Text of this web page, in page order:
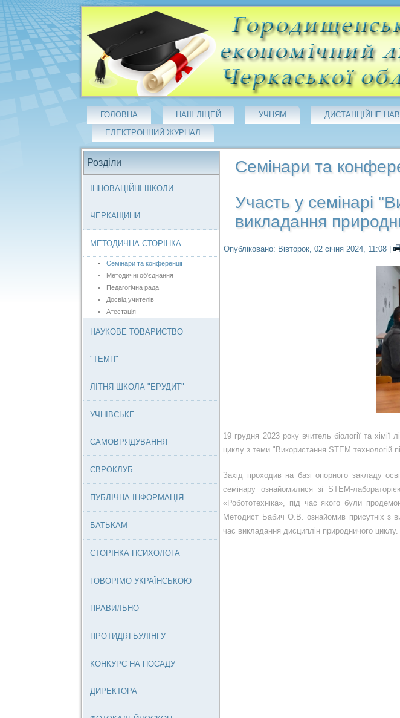
ГОЛОВНА НАШ ЛІЦЕЙ УЧНЯМ ДИСТАНЦІЙНЕ
ЕЛЕКТРОННИЙ ЖУРНАЛ
Розділи
ІННОВАЦІЙНІ ШКОЛИ
ЧЕРКАЩИНИ
МЕТОДИЧНА СТОРІНКА
Семінари та конференції
Методичні об'єднання
Педагогічна рада
Досвід учителів
Атестація
НАУКОВЕ ТОВАРИСТВО
"ТЕМП"
ЛІТНЯ ШКОЛА "ЕРУДИТ"
УЧНІВСЬКЕ
САМОВРЯДУВАННЯ
ЄВРОКЛУБ
ПУБЛІЧНА ІНФОРМАЦІЯ
БАТЬКАМ
СТОРІНКА ПСИХОЛОГА
ГОВОРІМО УКРАЇНСЬКОЮ
ПРАВИЛЬНО
ПРОТИДІЯ БУЛІНГУ
КОНКУРС НА ПОСАДУ
ДИРЕКТОРА
Семінари та
Участь у семінарі
викладання
Опубліковано: Вівторок, 02 січня 2024, 11:08 |
19 грудня 2023 року вчитель біології та хімії
циклу з теми "Використання STEM технологій
Захід проходив на базі опорного закладу
семінару ознайомилися зі STEM-
«Робототехніка», під час якого були
Методист Бабич О.В. ознайомив присутніх з
час викладання дисциплін природничого циклу.